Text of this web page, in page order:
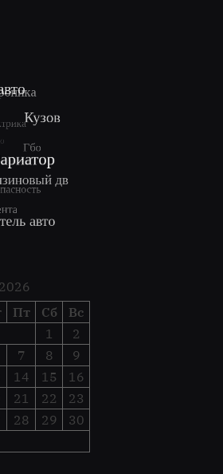
Пт Сб
Вс
1
2
7 8
9
14 15
16
21 22
23
28 29
30